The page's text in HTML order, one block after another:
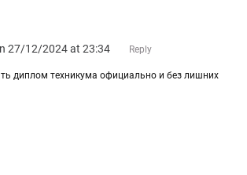
27/12/2024 at 23:34 Reply
диплом техникума официально и без лишних